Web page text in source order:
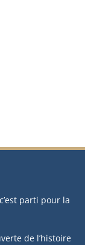
parti pour la
de l’histoire